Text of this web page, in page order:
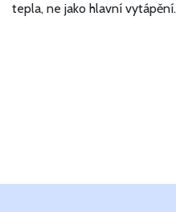
tepla, ne jako hlavní vytápění.